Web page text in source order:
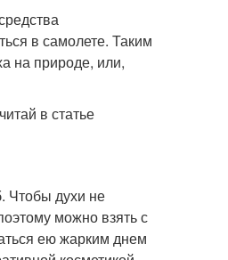
в самолете. Таким
на природе, или,
в статье
Чтобы духи не
можно взять с
ею жарким днем